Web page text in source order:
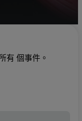
有 個事件。